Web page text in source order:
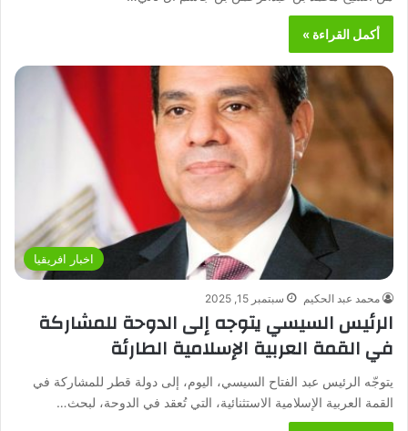
أكمل القراءة »
اخبار افريقيا
محمد عبد الحكيم سبتمبر 15, 2025
الرئيس السيسي يتوجه إلى الدوحة للمشاركة
في القمة العربية الإسلامية الطارئة
يتوجّه الرئيس عبد الفتاح السيسي، اليوم، إلى دولة قطر للمشاركة في
القمة العربية الإسلامية الاستثنائية، التي تُعقد في الدوحة، لبحث…